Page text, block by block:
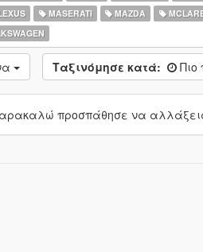
MASERATI MAZDA
Ταξινόμησε κατά:
προσπάθησε να αλλάξεις